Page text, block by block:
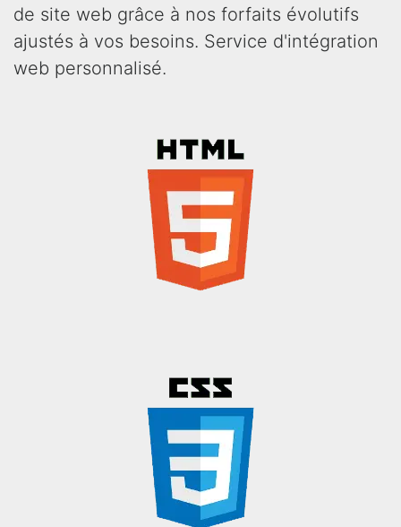
de site web grâce à nos forfaits évolutifs
ajustés à vos besoins. Service d'intégration
web personnalisé.